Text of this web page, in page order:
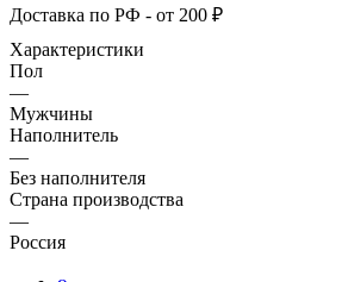
Доставка по РФ - от 200 ₽
Характеристики
Пол
—
Мужчины
Наполнитель
—
Без наполнителя
Страна производства
—
Россия